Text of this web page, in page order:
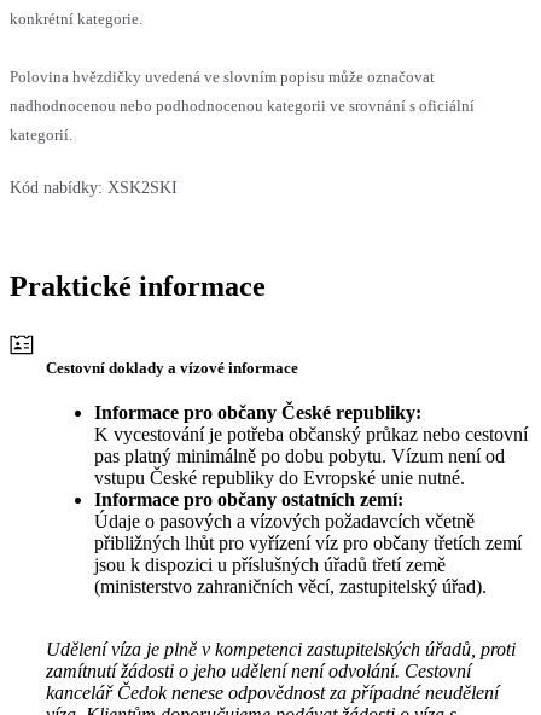
konkrétní kategorie.
Polovina hvězdičky uvedená ve slovním popisu může označovat
nadhodnocenou nebo podhodnocenou kategorii ve srovnání s oficiální
kategorií.
Kód nabídky: XSK2SKI
Praktické informace
Cestovní doklady a vízové informace
Informace pro občany České republiky:
K vycestování je potřeba občanský průkaz nebo cestovní
pas platný minimálně po dobu pobytu. Vízum není od
vstupu České republiky do Evropské unie nutné.
Informace pro občany ostatních zemí:
Údaje o pasových a vízových požadavcích včetně
přibližných lhůt pro vyřízení víz pro občany třetích zemí
jsou k dispozici u příslušných úřadů třetí země
(ministerstvo zahraničních věcí, zastupitelský úřad).
Udělení víza je plně v kompetenci zastupitelských úřadů, proti
zamítnutí žádosti o jeho udělení není odvolání. Cestovní
kancelář Čedok nenese odpovědnost za případné neudělení